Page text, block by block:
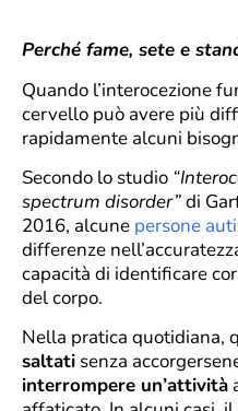
Perché fame, sete e
Quando l’interocezione
cervello può avere più
rapidamente alcuni
Secondo lo studio
spectrum disorder”di
2016, alcune persone
differenze
capacità di identificare
del corpo.
Nella pratica quotidiana,
saltati senza
interrompere un’attività